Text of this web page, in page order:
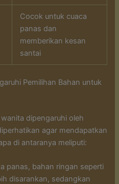
Cocok untuk cuaca
panas dan
memberikan kesan
santai
Pemilihan Bahan untuk
dipengaruhi oleh
agar mendapatkan
di antaranya meliputi:
panas, bahan ringan seperti
disarankan, sedangkan